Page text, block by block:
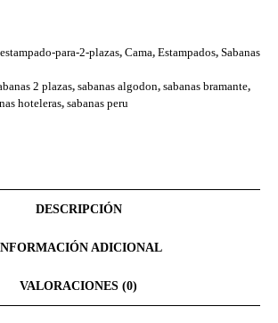
para-2-plazas, Cama, Estampados, Sabanas
2 plazas, sabanas algodon, sabanas bramante,
hoteleras, sabanas peru
DESCRIPCIÓN
ADICIONAL
VALORACIONES (0)